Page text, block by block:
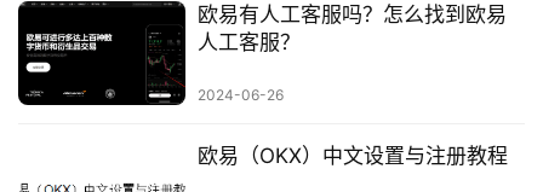
欧易有人工客服吗？怎么找到欧易
人工客服？
2024-06-26
欧易（OKX）中文设置与注册教程